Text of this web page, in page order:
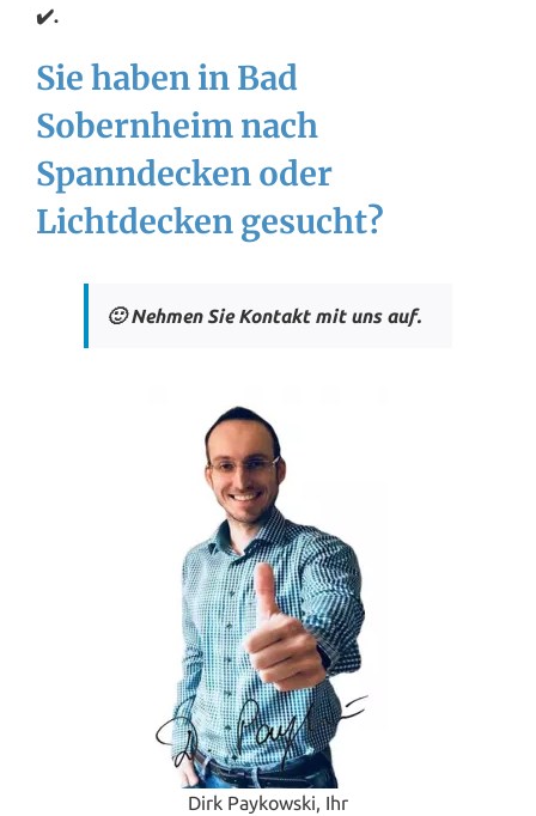
✔️.
Sie haben in Bad
Sobernheim nach
Spanndecken oder
Lichtdecken gesucht?
🙂 Nehmen Sie Kontakt mit uns auf.
Dirk Paykowski, Ihr